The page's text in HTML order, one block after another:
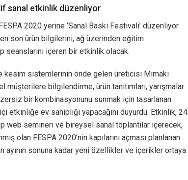
sanal etkinlik düzenliyor
2020 yerine ‘Sanal Baskı Festivali’ düzenliyor.
son ürün bilgilerini, ağ üzerinden eğitim
seanslarını içeren bir etkinlik olacak.
kesim sistemlerinin önde gelen üreticisi Mimaki
bilgilendirme, ürün tanıtımları, yarışmalar
bir kombinasyonunu sunmak için tasarlanan
etkinliğe ev sahipliği yapacağını duyurdu. Etkinlik, 24
web semineri ve bireysel sanal toplantılar içerecek,
olan FESPA 2020’nin kapılarını açması planlanan
ayının sonuna kadar yeni özellikler ve içerikler ortaya